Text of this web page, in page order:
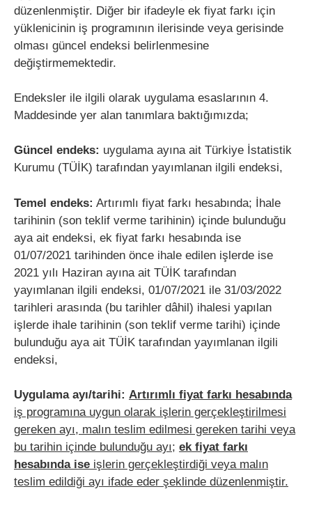
düzenlenmiştir. Diğer bir ifadeyle ek fiyat farkı için
yüklenicinin iş programının ilerisinde veya gerisinde
olması güncel endeksi belirlenmesine
değiştirmemektedir.
Endeksler ile ilgili olarak uygulama esaslarının 4.
Maddesinde yer alan tanımlara baktığımızda;
Güncel endeks: uygulama ayına ait Türkiye İstatistik
Kurumu (TÜİK) tarafından yayımlanan ilgili endeksi,
Temel endeks: Artırımlı fiyat farkı hesabında; İhale
tarihinin (son teklif verme tarihinin) içinde bulunduğu
aya ait endeksi, ek fiyat farkı hesabında ise
01/07/2021 tarihinden önce ihale edilen işlerde ise
2021 yılı Haziran ayına ait TÜİK tarafından
yayımlanan ilgili endeksi, 01/07/2021 ile 31/03/2022
tarihleri arasında (bu tarihler dâhil) ihalesi yapılan
işlerde ihale tarihinin (son teklif verme tarihi) içinde
bulunduğu aya ait TÜİK tarafından yayımlanan ilgili
endeksi,
Uygulama ayı/tarihi: Artırımlı fiyat farkı hesabında
iş programına uygun olarak işlerin gerçekleştirilmesi
gereken ayı, malın teslim edilmesi gereken tarihi veya
bu tarihin içinde bulunduğu ayı; ek fiyat farkı
hesabında ise işlerin gerçekleştirdiği veya malın
teslim edildiği ayı ifade eder şeklinde düzenlenmiştir.